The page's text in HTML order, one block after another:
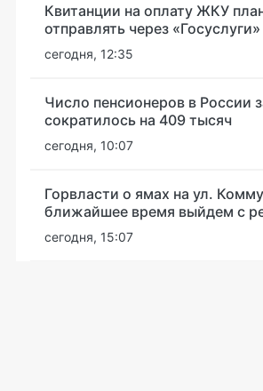
Квитанции на оплату ЖКУ
отправлять через «Госуслуги»
сегодня, 12:35
Число пенсионеров в России
сократилось на 409 тысяч
сегодня, 10:07
Горвласти о ямах на ул.
ближайшее время выйдем с
сегодня, 15:07